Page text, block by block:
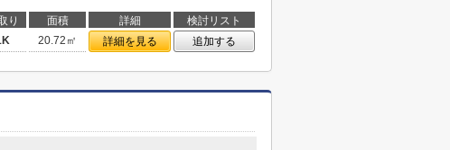
り 面積 詳細
検討リスト
20.72㎡ 詳細を見る 追加する